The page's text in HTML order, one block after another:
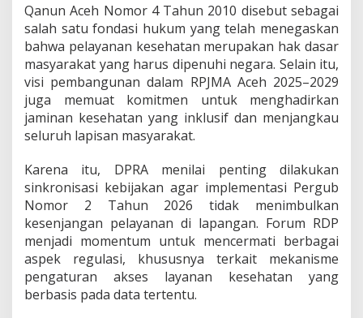
Qanun Aceh Nomor 4 Tahun 2010 disebut sebagai
salah satu fondasi hukum yang telah menegaskan
bahwa pelayanan kesehatan merupakan hak dasar
masyarakat yang harus dipenuhi negara. Selain itu,
visi pembangunan dalam RPJMA Aceh 2025–2029
juga memuat komitmen untuk menghadirkan
jaminan kesehatan yang inklusif dan menjangkau
seluruh lapisan masyarakat.
Karena itu, DPRA menilai penting dilakukan
sinkronisasi kebijakan agar implementasi Pergub
Nomor 2 Tahun 2026 tidak menimbulkan
kesenjangan pelayanan di lapangan. Forum RDP
menjadi momentum untuk mencermati berbagai
aspek regulasi, khususnya terkait mekanisme
pengaturan akses layanan kesehatan yang
berbasis pada data tertentu.